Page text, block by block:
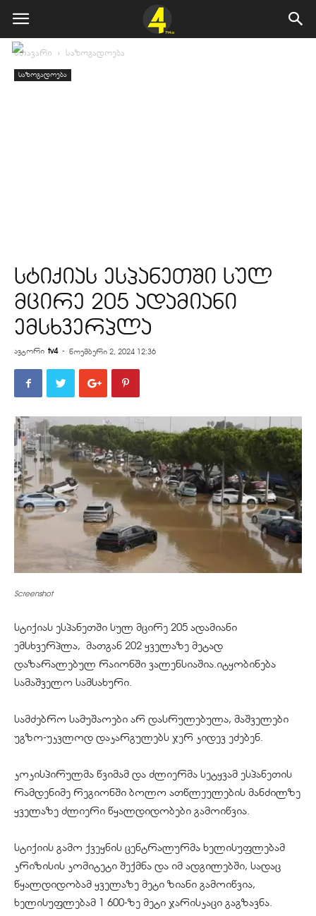
მთავარი საზოგადოება
საზოგადოება
სტიქიას ესპანეთში სულ
მცირე 205 ადამიანი
ემსხვერპლა
ავტორი tv4 - ნოემბერი 2, 2024 12:36
Screenshot
სტიქიას ესპანეთში სულ მცირე 205 ადამიანი
ემსხვერპლა, მათგან 202 ყველაზე მეტად
დაზარალებულ რაიონში ვალენსიაშია.იტყობინება
სამაშველო სამსახური.
სამძებრო სამუშაოები არ დასრულებულა, მაშველები
უგზო-უკვლოდ დაკარგულებს ჯერ კიდევ ეძებენ.
კოკისპირულმა წვიმამ და ძლიერმა სეტყვამ ესპანეთის
რამდენიმე რეგიონში ბოლო ათწლეულების მანძილზე
ყველაზე ძლიერი წყალდიდობები გამოიწვია.
სტიქიის გამო ქვეყნის ცენტრალურმა ხელისუფლებამ
კრიზისის კომიტეტი შექმნა და იმ ადგილებში, სადაც
წყალდიდობამ ყველაზე მეტი ზიანი გამოიწვია,
ხელისუფლებამ 1 600-ზე მეტი ჯარისკაცი გაგზავნა.